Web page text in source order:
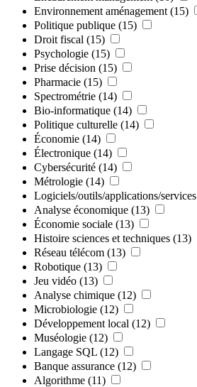
Environnement aménagement (15)
Politique publique (15)
Droit fiscal (15)
Psychologie (15)
Prise décision (15)
Pharmacie (15)
Spectrométrie (14)
Bio-informatique (14)
Politique culturelle (14)
Économie (14)
Électronique (14)
Cybersécurité (14)
Métrologie (14)
Logiciels/outils/applications/services
Analyse économique (13)
Économie sociale (13)
Histoire sciences et techniques (13)
Réseau télécom (13)
Robotique (13)
Jeu vidéo (13)
Analyse chimique (12)
Microbiologie (12)
Développement local (12)
Muséologie (12)
Langage SQL (12)
Banque assurance (12)
Algorithme (11)